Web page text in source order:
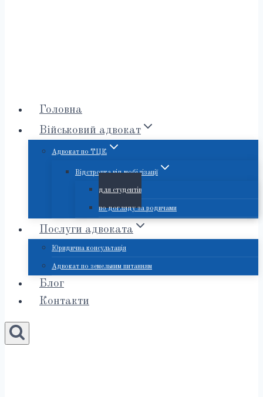
Головна
Військовий адвокат
Адвокат по ТЦК
Відстрочка від мобілізації
для студентів
по догляду за родичами
Послуги адвоката
Юридична консультація
Адвокат по земельним питанням
Блог
Контакти